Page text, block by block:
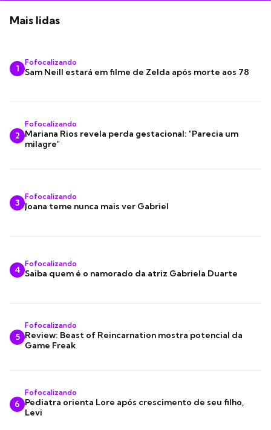
Mais lidas
1
Fofocalizando
Sam Neill estará em filme de Zelda após morte aos 78
2
Fofocalizando
Mariana Rios revela perda gestacional: "Parecia um
milagre"
3
Fofocalizando
Joana teme nunca mais ver Gabriel
4
Fofocalizando
Saiba quem é o namorado da atriz Gabriela Duarte
5
Fofocalizando
Review: Beast of Reincarnation mostra potencial da
Game Freak
6
Fofocalizando
Pediatra orienta Lore após crescimento de seu filho,
Levi